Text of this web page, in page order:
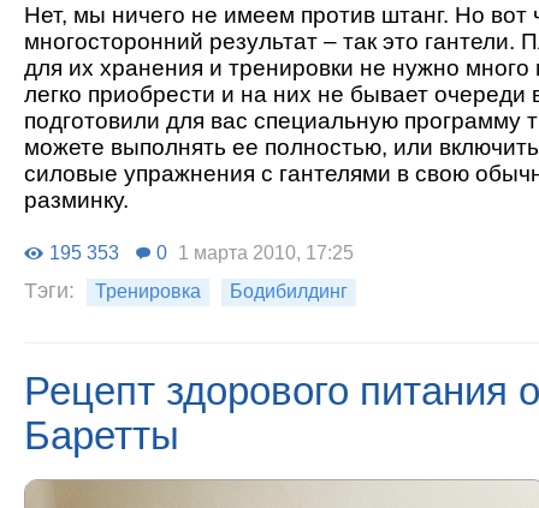
Нет, мы ничего не имеем против штанг. Но вот
многосторонний результат – так это
для их хранения и тренировки не нужно много
легко приобрести и на них не бывает очереди
подготовили для вас специальную программу
можете выполнять ее полностью, или
силовые упражнения с гантелями в свою
разминку.
195 353 0 1 марта 2010, 17:25
Тэги: Тренировка Бодибилдинг
Рецепт здорового питания
Баретты